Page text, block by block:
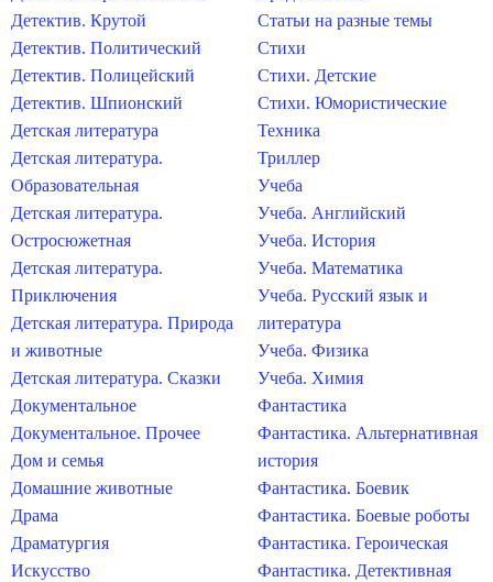
Детектив. Крутой
Детектив. Политический
Детектив. Полицейский
Детектив. Шпионский
Детская литература
Детская литература.
Образовательная
Детская литература.
Остросюжетная
Детская литература.
Приключения
Детская литература. Природа
и животные
Детская литература. Сказки
Документальное
Документальное. Прочее
Дом и семья
Домашние животные
Драма
Драматургия
Искусство
Статьи на разные темы
Стихи
Стихи. Детские
Стихи. Юмористические
Техника
Триллер
Учеба
Учеба. Английский
Учеба. История
Учеба. Математика
Учеба. Русский язык и
литература
Учеба. Физика
Учеба. Химия
Фантастика
Фантастика. Альтернативная
история
Фантастика. Боевик
Фантастика. Боевые роботы
Фантастика. Героическая
Фантастика. Детективная